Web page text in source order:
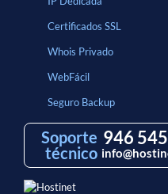
Certificados SSL
Whois Privado
WebFácil
Seguro Backup
Soporte
técnico
946